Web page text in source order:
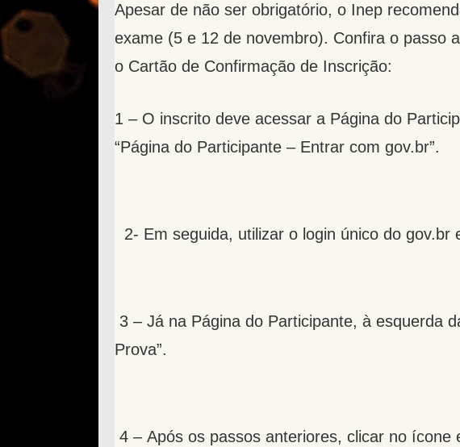
Apesar de não ser obrigatório, o Inep
exame (5 e 12 de novembro). Confira o passo
o Cartão de Confirmação de Inscrição:
1 – O inscrito deve acessar a Página do
“Página do Participante – Entrar com gov.br”.
2- Em seguida, utilizar o login único do gov.br
3 – Já na Página do Participante, à esquerda
Prova”.
4 – Após os passos anteriores, clicar no ícone